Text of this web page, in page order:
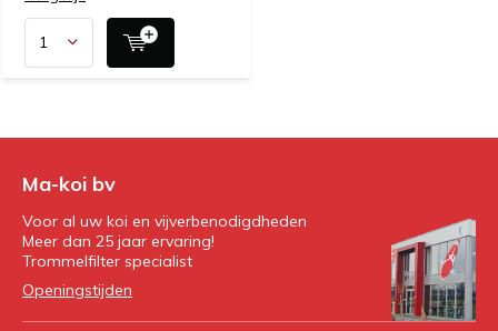
Ma-koi bv
Voor al uw koi en vijverbenodigdheden
Meer dan 25 jaar ervaring!
Trommelfilter specialist
Openingstijden